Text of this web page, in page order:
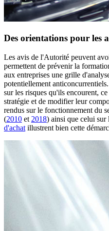
Des orientations pour les
Les avis de l'Autorité peuvent
permettent de prévenir la
aux entreprises une grille
potentiellement
sur les risques qu'ils encourent,
stratégie et de modifier leur
rendus sur le fonctionnement du
(2010 et 2018) ainsi que celui sur
d'achat illustrent bien cette